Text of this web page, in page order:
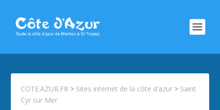
COTE.AZUR.FR > Sites internet de la côte d'azur > Saint
Cyr sur Mer